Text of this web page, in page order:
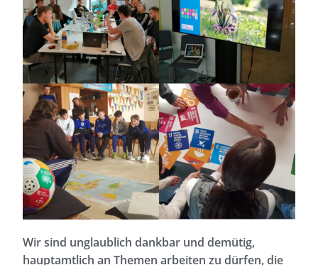
Wir sind unglaublich dankbar und demütig,
hauptamtlich an Themen arbeiten zu dürfen, die